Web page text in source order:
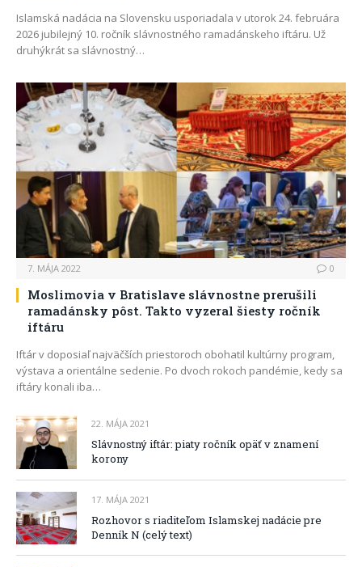
Islamská nadácia na Slovensku usporiadala v utorok 24. februára
2026 jubilejný 10. ročník slávnostného ramadánskeho iftáru. Už
druhýkrát sa slávnostný…
7. MÁJA 2022 0
Moslimovia v Bratislave slávnostne prerušili
ramadánsky pôst. Takto vyzeral šiesty ročník
iftáru
Iftár v doposiaľ najväčších priestoroch obohatil kultúrny program,
výstava a orientálne sedenie. Po dvoch rokoch pandémie, kedy sa
iftáry konali iba…
22. MÁJA 2021
Slávnostný iftár: piaty ročník opäť v znamení
korony
17. MÁJA 2021
Rozhovor s riaditeľom Islamskej nadácie pre
Denník N (celý text)